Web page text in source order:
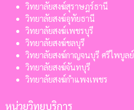
วิทยาลัยสงฆ์สุราษฎร์ธานี
วิทยาลัยสงฆ์อุทัยธานี
วิทยาลัยสงฆ์เพชรบุรี
วิทยาลัยสงฆ์ชลบุรี
วิทยาลัยสงฆ์กาญจนบุรี ศรีไพบูลย์
วิทยาลัยสงฆ์จันทบุรี
วิทยาลัยสงฆ์กำแพงเพชร
หน่วยวิทยบริการ